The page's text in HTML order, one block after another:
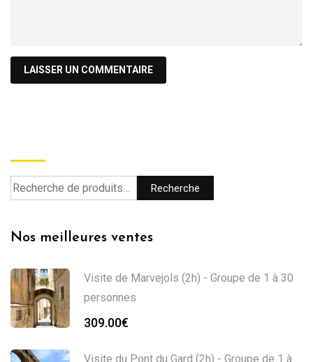
Recherche
Nos meilleures ventes
Visite de Marvejols (2h) - Groupe de 1 à 30
personnes
309.00€
Visite du Pont du Gard (2h) - Groupe de 1 à